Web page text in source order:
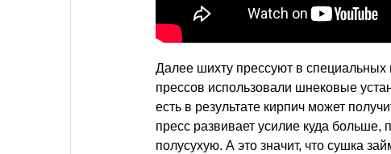
Далее шихту прессуют в специальных
прессов использовали шнековые
есть в результате кирпич может
пресс развивает усилие куда больше,
полусухую. А это значит, что сушка